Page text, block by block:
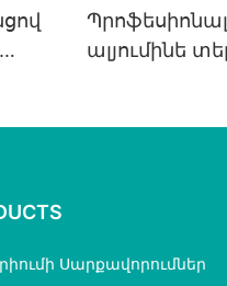
ալյումինե
Սարքավորումներ